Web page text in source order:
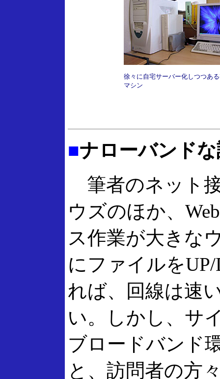
徐々に自宅サーバー化しつつあ
マシン
■ナローバンド
筆者のネット
ウズのほか、
ス作業が大きな
にファイルを
れば、回線は速
い。しかし、サ
ブロードバンド
と、訪問者の方